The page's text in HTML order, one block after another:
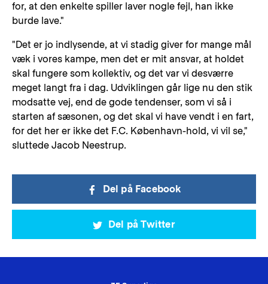
for, at den enkelte spiller laver nogle fejl, han ikke
burde lave."
"Det er jo indlysende, at vi stadig giver for mange mål
væk i vores kampe, men det er mit ansvar, at holdet
skal fungere som kollektiv, og det var vi desværre
meget langt fra i dag. Udviklingen går lige nu den stik
modsatte vej, end de gode tendenser, som vi så i
starten af sæsonen, og det skal vi have vendt i en fart,
for det her er ikke det F.C. København-hold, vi vil se,"
sluttede Jacob Neestrup.
Del på Facebook
Del på Twitter